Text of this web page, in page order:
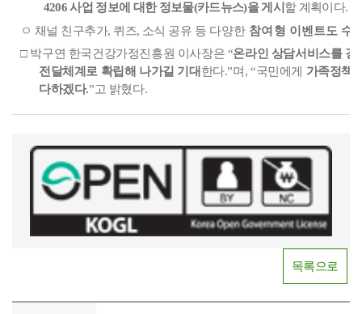
4206사업 정보에 대한 정보물(카드뉴스)을 게시 할 계획이다.
ㅇ 채널 친구추가, 퀴즈, 소식 공유 등 다양한 참여형 이벤트도 수
□ 박구연 한국건강가정진흥원 이사장은 “온라인 상담서비스를 강
전달체계로 확립해 나가길 기대 한다.”며 , “국민에게 가족정책
다하겠다.”고 밝혔다.
목록으로